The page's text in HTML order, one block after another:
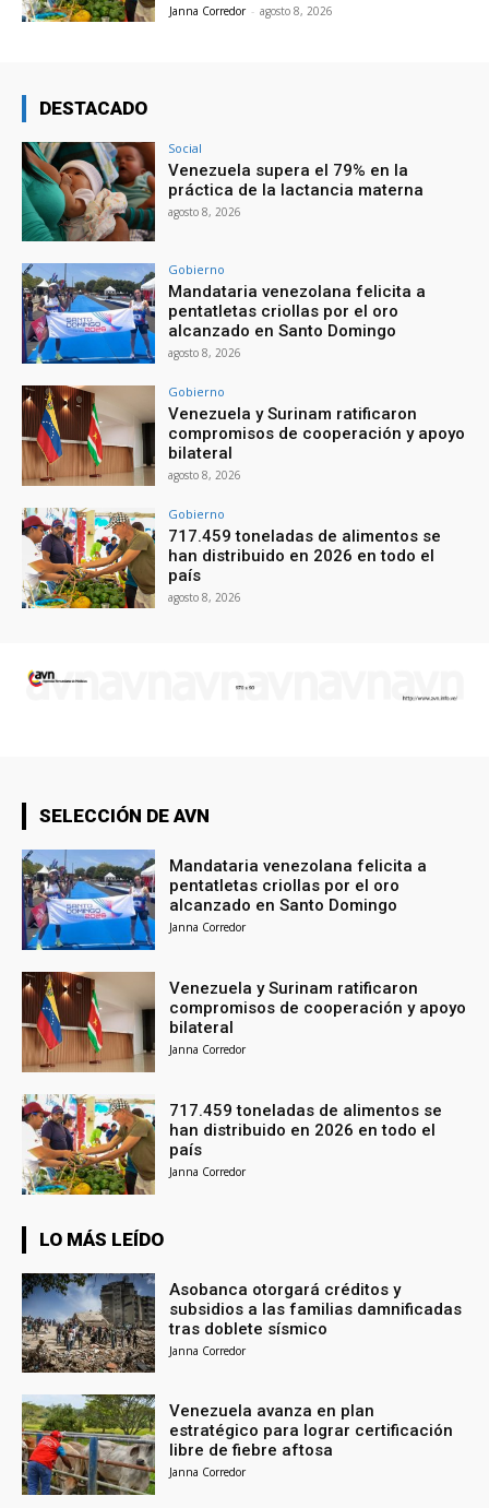
Janna Corredor - agosto 8, 2026
DESTACADO
Social
Venezuela supera el 79% en la
práctica de la lactancia materna
agosto 8, 2026
Gobierno
Mandataria venezolana felicita a
pentatletas criollas por el oro
alcanzado en Santo Domingo
agosto 8, 2026
Gobierno
Venezuela y Surinam ratificaron
compromisos de cooperación y apoyo
bilateral
agosto 8, 2026
Gobierno
717.459 toneladas de alimentos se
han distribuido en 2026 en todo el
país
agosto 8, 2026
SELECCIÓN DE AVN
Mandataria venezolana felicita a
pentatletas criollas por el oro
alcanzado en Santo Domingo
Janna Corredor
Venezuela y Surinam ratificaron
compromisos de cooperación y apoyo
bilateral
Janna Corredor
717.459 toneladas de alimentos se
han distribuido en 2026 en todo el
país
Janna Corredor
LO MÁS LEÍDO
Asobanca otorgará créditos y
subsidios a las familias damnificadas
tras doblete sísmico
Janna Corredor
Venezuela avanza en plan
estratégico para lograr certificación
libre de fiebre aftosa
Janna Corredor